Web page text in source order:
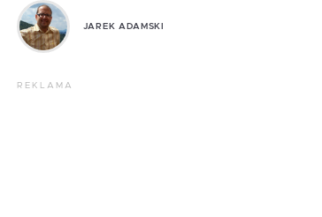
JAREK ADAMSKI
REKLAMA